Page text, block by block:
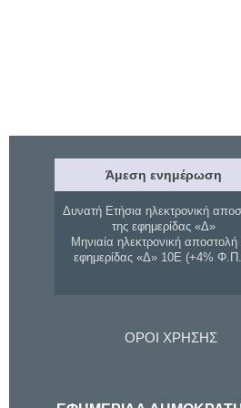
Άμεση ενημέρωση
Δυνατή Ετήσια ηλεκτρονική
της εφημερίδας «Δ»
Μηνιαία ηλεκτρονική αποστολή
εφημερίδας «Δ» 10Ε (+4%
ΟΡΟΙ ΧΡΗΣΗΣ